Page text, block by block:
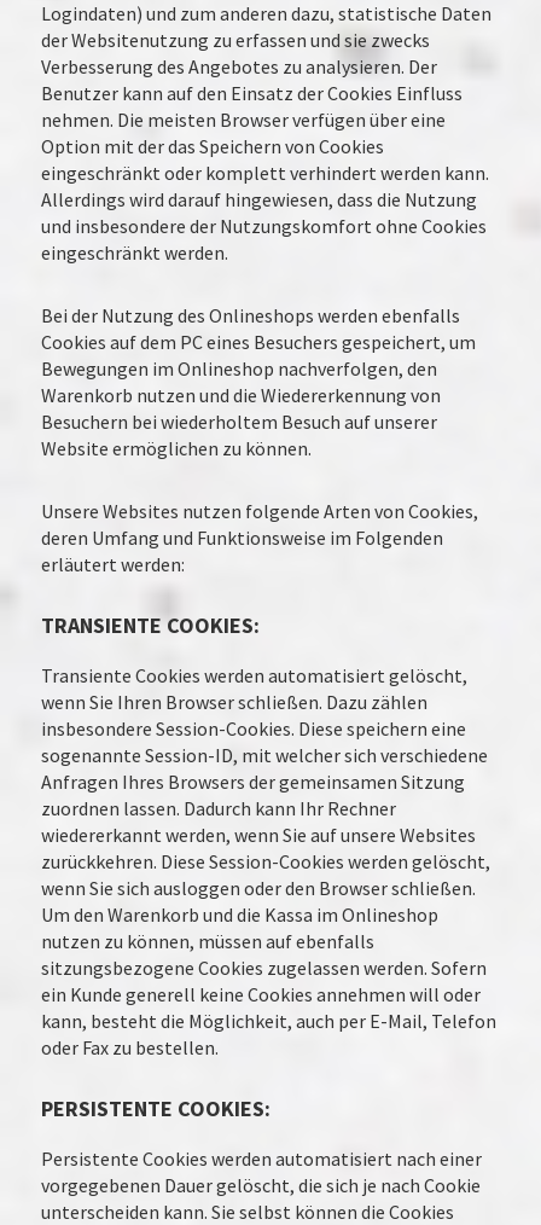
Logindaten) und zum anderen dazu, statistische Daten
der Websitenutzung zu erfassen und sie zwecks
Verbesserung des Angebotes zu analysieren. Der
Benutzer kann auf den Einsatz der Cookies Einfluss
nehmen. Die meisten Browser verfügen über eine
Option mit der das Speichern von Cookies
eingeschränkt oder komplett verhindert werden kann.
Allerdings wird darauf hingewiesen, dass die Nutzung
und insbesondere der Nutzungskomfort ohne Cookies
eingeschränkt werden.
Bei der Nutzung des Onlineshops werden ebenfalls
Cookies auf dem PC eines Besuchers gespeichert, um
Bewegungen im Onlineshop nachverfolgen, den
Warenkorb nutzen und die Wiedererkennung von
Besuchern bei wiederholtem Besuch auf unserer
Website ermöglichen zu können.
Unsere Websites nutzen folgende Arten von Cookies,
deren Umfang und Funktionsweise im Folgenden
erläutert werden:
TRANSIENTE COOKIES:
Transiente Cookies werden automatisiert gelöscht,
wenn Sie Ihren Browser schließen. Dazu zählen
insbesondere Session-Cookies. Diese speichern eine
sogenannte Session-ID, mit welcher sich verschiedene
Anfragen Ihres Browsers der gemeinsamen Sitzung
zuordnen lassen. Dadurch kann Ihr Rechner
wiedererkannt werden, wenn Sie auf unsere Websites
zurückkehren. Diese Session-Cookies werden gelöscht,
wenn Sie sich ausloggen oder den Browser schließen.
Um den Warenkorb und die Kassa im Onlineshop
nutzen zu können, müssen auf ebenfalls
sitzungsbezogene Cookies zugelassen werden. Sofern
ein Kunde generell keine Cookies annehmen will oder
kann, besteht die Möglichkeit, auch per E-Mail, Telefon
oder Fax zu bestellen.
PERSISTENTE COOKIES:
Persistente Cookies werden automatisiert nach einer
vorgegebenen Dauer gelöscht, die sich je nach Cookie
unterscheiden kann. Sie selbst können die Cookies